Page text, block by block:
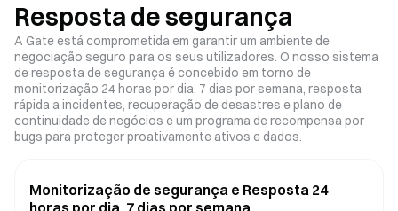
Resposta de segurança
A Gate está comprometida em garantir um ambiente de
negociação seguro para os seus utilizadores. O nosso sistema
de resposta de segurança é concebido em torno de
monitorização 24 horas por dia, 7 dias por semana, resposta
rápida a incidentes, recuperação de desastres e plano de
continuidade de negócios e um programa de recompensa por
bugs para proteger proativamente ativos e dados.
Monitorização de segurança e Resposta 24
horas por dia, 7 dias por semana